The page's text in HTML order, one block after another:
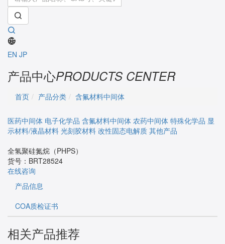
EN JP
产品中心PRODUCTS CENTER
首页 产品分类 含氟材料中间体
医药中间体 电子化学品 含氟材料中间体 农药中间体 特殊化学品 显
示材料/液晶材料 光刻胶材料 改性固态电解质 其他产品
全氢聚硅氮烷（PHPS）
货号： BRT28524
在线咨询
产品信息
COA质检证书
相关产品推荐